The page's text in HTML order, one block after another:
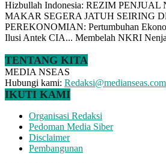
Hizbullah Indonesia: REZIM
MAKAR SEGERA JATUH SEIRING
PEREKONOMIAN: Pertumbuhan
Ilusi Antek CIA... Membelah NKRI
TENTANG KITA
MEDIA NSEAS
Hubungi kami: Redaksi@medianseas.com
IKUTI KAMI
Organisasi Redaksi
Pedoman Media Siber
Disclaimer
Pembangunan